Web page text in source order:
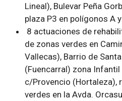
Lineal), Bulevar Peña
plaza P3 en polígonos A
8 actuaciones de
de zonas verdes en
Vallecas), Barrio de
(Fuencarral) zona Infantil
c/Provencio (Hortaleza),
verdes en la Avda.